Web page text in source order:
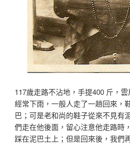
117歲走路不沾地，手提400 斤，
經常下雨，一般人走了一趟回來，
巴；可是老和尚的鞋子從來不見有
們走在他後面，留心注意他走路時，
踩在泥巴土上；但是回來後，我們